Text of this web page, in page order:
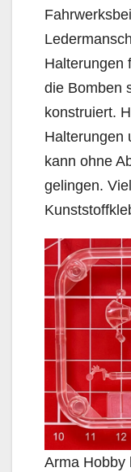
Halterungen
die Bomben
konstruiert.
Halterungen
kann ohne
gelingen.
Arma Hobby